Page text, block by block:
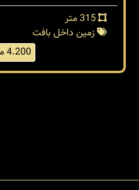
زمین داخل بافت
4.200 میلیارد